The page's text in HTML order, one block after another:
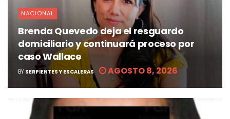
NACIONAL
Brenda Quevedo deja el resguardo
domiciliario y continuará proceso por
caso Wallace
BY SERPIENTES Y ESCALERAS AGOSTO 8, 2026